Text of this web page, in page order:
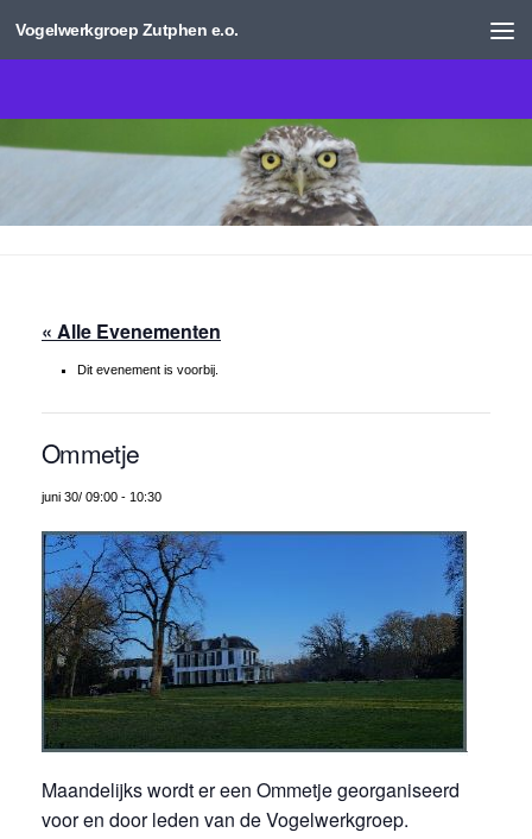
Doorgaan naar inhoud
Vogelwerkgroep Zutphen e.o.
« Alle Evenementen
Dit evenement is voorbij.
Ommetje
juni 30/ 09:00 - 10:30
Maandelijks wordt er een Ommetje georganiseerd
voor en door leden van de Vogelwerkgroep.